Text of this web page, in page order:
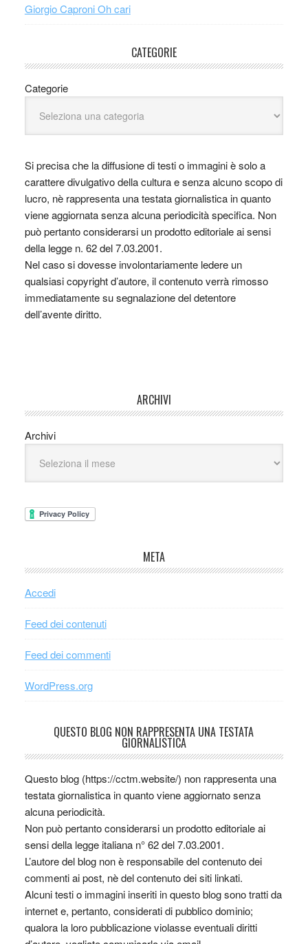
Giorgio Caproni Oh cari
CATEGORIE
Categorie
Si precisa che la diffusione di testi o immagini è solo a
carattere divulgativo della cultura e senza alcuno scopo di
lucro, nè rappresenta una testata giornalistica in quanto
viene aggiornata senza alcuna periodicità specifica. Non
può pertanto considerarsi un prodotto editoriale ai sensi
della legge n. 62 del 7.03.2001.
Nel caso si dovesse involontariamente ledere un
qualsiasi copyright d’autore, il contenuto verrà rimosso
immediatamente su segnalazione del detentore
dell’avente diritto.
ARCHIVI
Archivi
META
Accedi
Feed dei contenuti
Feed dei commenti
WordPress.org
QUESTO BLOG NON RAPPRESENTA UNA TESTATA
GIORNALISTICA
Questo blog (https://cctm.website/) non rappresenta una
testata giornalistica in quanto viene aggiornato senza
alcuna periodicità.
Non può pertanto considerarsi un prodotto editoriale ai
sensi della legge italiana n° 62 del 7.03.2001.
L’autore del blog non è responsabile del contenuto dei
commenti ai post, nè del contenuto dei siti linkati.
Alcuni testi o immagini inseriti in questo blog sono tratti da
internet e, pertanto, considerati di pubblico dominio;
qualora la loro pubblicazione violasse eventuali diritti